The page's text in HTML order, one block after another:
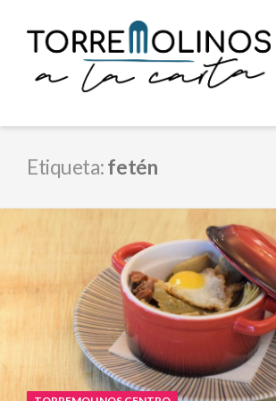
Etiqueta:fetén